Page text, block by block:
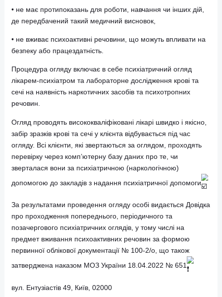
Форма 100-2/о необхідна у випадках, коли законодавство
• не перебуває на обліку у психіатра чи нарколога,
• не має протипоказань для роботи, навчання чи інших
де передбачений такий медичний висновок,
• не вживає психоактивні речовини, що можуть впливати
безпеку або працездатність.
Процедура огляду включає в себе психіатричний огляд
лікарем-психіатром та лабораторне дослідження крові та
сечі на наявність наркотичних засобів та психотропних
забір зразків крові та сечі у клієнта відбувається під час
огляду. Всі клієнти, які звертаються за оглядом,
перевірку через комп’ютерну базу даних про те, чи
зверталася вони за психіатричною (наркологічною)
допомогою до закладів з надання психіатричної
За результатами проведення огляду особі видається